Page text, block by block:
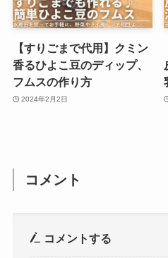
【すりごまで代用】クミン
香るひよこ豆のディップ、
フムスの作り方
2024年2月2日
コメント
コメントする